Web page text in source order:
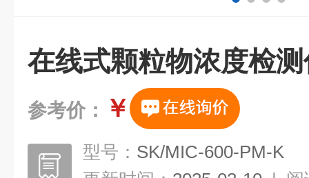
在线式颗粒物浓度检
参考价： ￥
型号： SK/MIC-600-PM-K